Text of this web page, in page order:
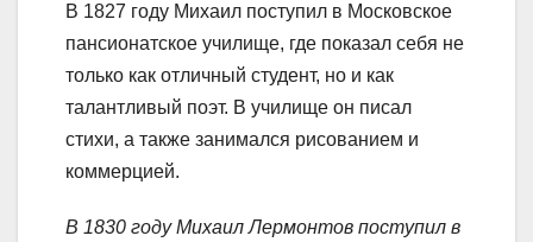
В 1827 году Михаил поступил в Московское
пансионатское училище, где показал себя не
только как отличный студент, но и как
талантливый поэт. В училище он писал
стихи, а также занимался рисованием и
коммерцией.
В 1830 году Михаил Лермонтов поступил в